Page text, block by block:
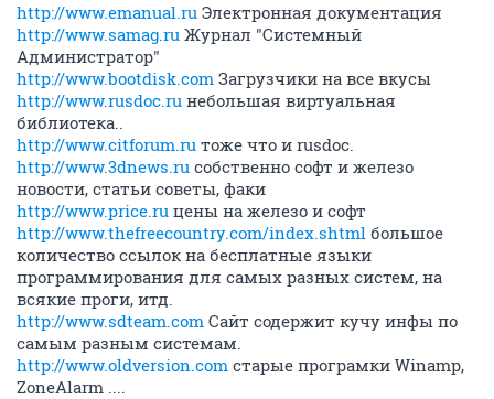
http://www.emanual.ru Электронная документация
http://www.samag.ru Журнал "Системный
Администратор"
http://www.bootdisk.com Загрузчики на все вкусы
http://www.rusdoc.ru небольшая виртуальная
библиотека..
http://www.citforum.ru тоже что и rusdoc.
http://www.3dnews.ru собственно софт и железо
новости, статьи советы, факи
http://www.price.ru цены на железо и софт
http://www.thefreecountry.com/index.shtml большое
количество ссылок на бесплатные языки
программирования для самых разных систем, на
всякие проги, итд.
http://www.sdteam.com Сайт содержит кучу инфы по
самым разным системам.
http://www.oldversion.com старые програмки Winamp,
ZoneAlarm ....